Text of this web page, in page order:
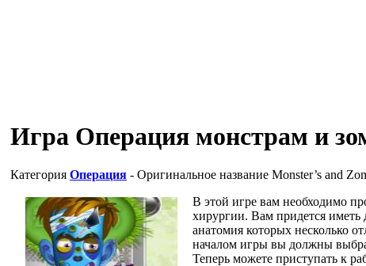
Игра Операция монстрам и
Категория Операция - Оригинальное название Monster’s and
В этой игре вам необходимо
хирургии. Вам придется
анатомия которых несколько
началом игры вы должны
Теперь можете приступать к